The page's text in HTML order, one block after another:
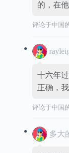
的，在
评论于中国
十六年
正确，
评论于中国
多大